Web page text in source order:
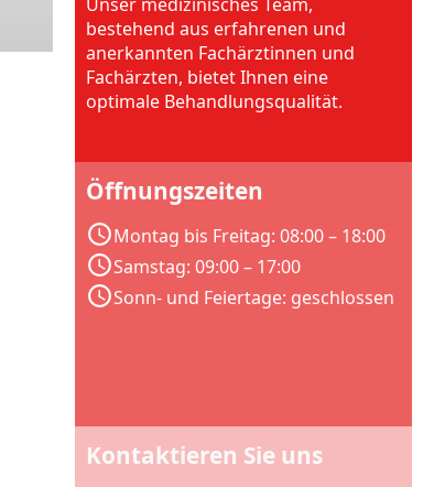
bestehend aus erfahrenen und
anerkannten Fachärztinnen und
Fachärzten, bietet Ihnen eine
optimale Behandlungsqualität.
Öffnungszeiten
Montag bis Freitag: 08:00 – 18:00
Samstag: 09:00 – 17:00
Sonn- und Feiertage: geschlossen
Kontaktieren Sie uns